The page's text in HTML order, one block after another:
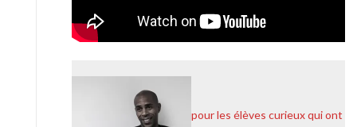
pour les élèves curieux qui ont